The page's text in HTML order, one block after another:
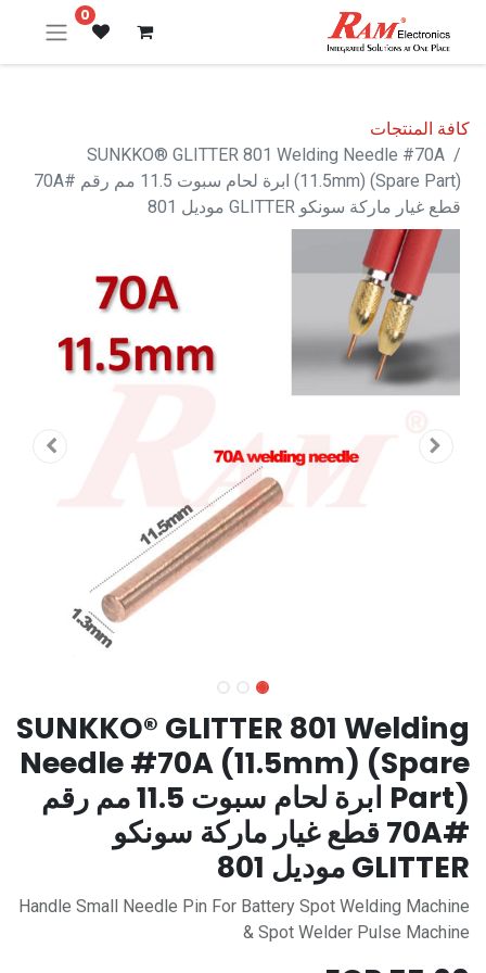
0
كافة المنتجات
SUNKKO® GLITTER 801 Welding Needle #70A
(11.5mm) (Spare Part) ابرة لحام سبوت 11.5 مم رقم #70A
قطع غيار ماركة سونكو GLITTER موديل 801
SUNKKO® GLITTER 801 Welding
Needle #70A (11.5mm) (Spare
Part) ابرة لحام سبوت 11.5 مم رقم
#70A قطع غيار ماركة سونكو
GLITTER موديل 801
Handle Small Needle Pin For Battery Spot Welding Machine
& Spot Welder Pulse Machine